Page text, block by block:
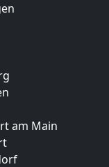
am Main